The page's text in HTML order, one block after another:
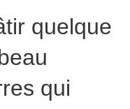
quelque
qui